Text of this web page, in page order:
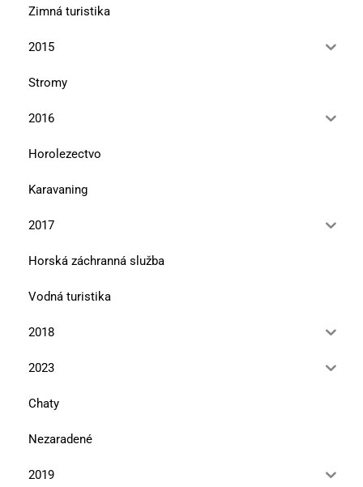
Zimná turistika
2015
Stromy
2016
Horolezectvo
Karavaning
2017
Horská záchranná služba
Vodná turistika
2018
2023
Chaty
Nezaradené
2019